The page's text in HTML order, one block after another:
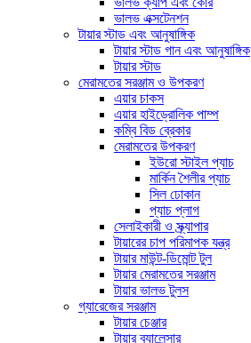
ভালভ এক্সটেনশন
টায়ার স্টাড এবং আনুষাঙ্গিক
টায়ার স্টাড গান এবং আনুষাঙ্গিক
টায়ার স্টাড
মেরামতের সরঞ্জাম ও উপকরণ
এয়ার চাকস
এয়ার হাইড্রোলিক পাম্প
কম্বি বিড ব্রেকার
মেরামতের উপকরণ
ইউরো স্টাইল প্যাচ
মার্কিন শৈলীর প্যাচ
সিল ঢোকান
প্যাচ প্লাগ
সেলাইকারী ও স্ক্র্যাপার
টায়ারের চাপ পরিমাপক যন্ত্র
টায়ার মাউন্ট-ডিমোন্ট টুল
টায়ার মেরামতের সরঞ্জাম
টায়ার ভালভ টুলস
গ্যারেজের সরঞ্জাম
টায়ার চেঞ্জার
টায়ার ব্যালেন্সার